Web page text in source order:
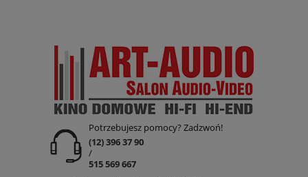
Potrzebujesz pomocy? Zadzwoń!
(12) 396 37 90
/
515 569 667